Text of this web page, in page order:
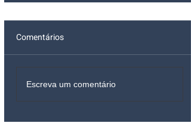
Comentários
Escreva um comentário